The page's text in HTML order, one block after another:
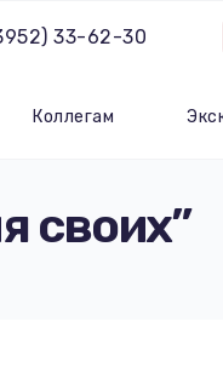
33-62-30
Коллегам
своих”